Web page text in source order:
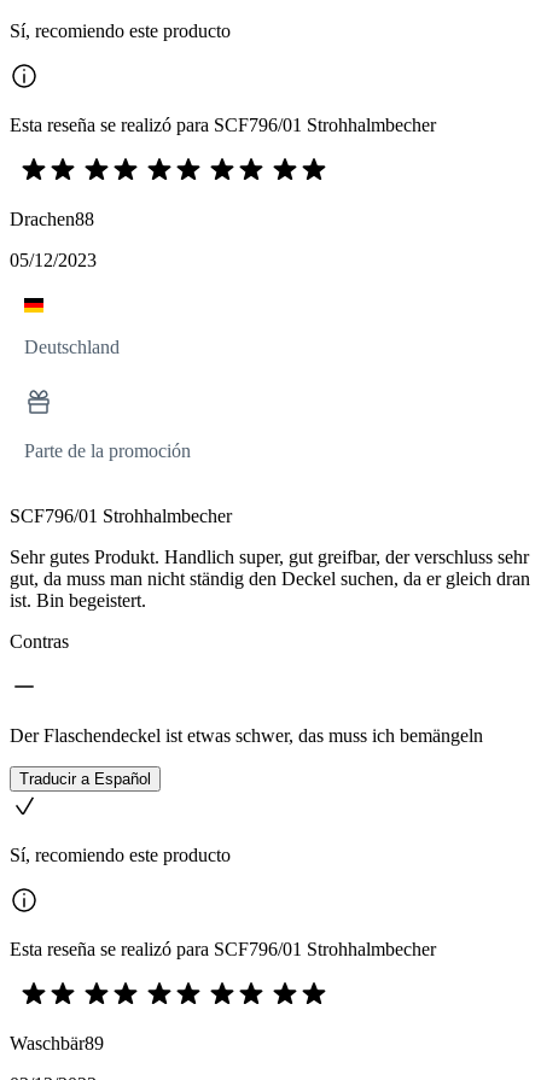
Sí, recomiendo este producto
Esta reseña se realizó para SCF796/01 Strohhalmbecher
Drachen88
05/12/2023
Deutschland
Parte de la promoción
SCF796/01 Strohhalmbecher
Sehr gutes Produkt. Handlich super, gut greifbar, der verschluss sehr
gut, da muss man nicht ständig den Deckel suchen, da er gleich dran
ist. Bin begeistert.
Contras
Der Flaschendeckel ist etwas schwer, das muss ich bemängeln
Traducir a Español
Sí, recomiendo este producto
Esta reseña se realizó para SCF796/01 Strohhalmbecher
Waschbär89